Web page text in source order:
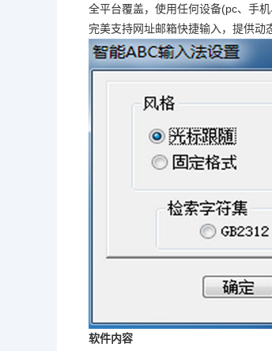
全平台覆盖，使用任何设备(pc、手机
完美支持网址邮箱快捷输入，提供动
软件内容